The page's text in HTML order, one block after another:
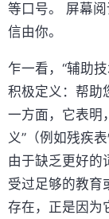
等口号。 屏幕
信由你。
乍一看，“辅助
积极定义：帮助
一方面，它表明
义”（例如残疾
由于缺乏更好的
受过足够的教育
存在，正是因为